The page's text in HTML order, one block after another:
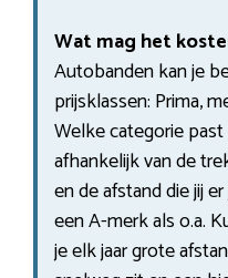
Wat mag het
Autobanden kan je
prijsklassen: Prima,
Welke categorie
afhankelijk van de
en de afstand die jij
een A-merk als o.a.
je elk jaar grote